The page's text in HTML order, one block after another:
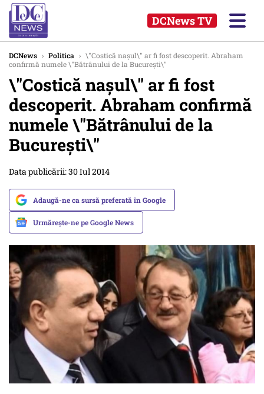
DCNews TV
DCNews › Politica › \"Costică nașul\" ar fi fost descoperit. Abraham
confirmă numele \"Bătrânului de la București\"
\"Costică nașul\" ar fi fost
descoperit. Abraham confirmă
numele \"Bătrânului de la
București\"
Data publicării: 30 Iul 2014
Adaugă-ne ca sursă preferată în Google
Urmărește-ne pe Google News